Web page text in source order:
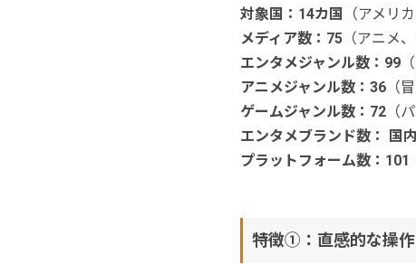
対象国：14カ国
（アメリ
メディア数：75（アニメ
エンタメジャンル数：99
アニメジャンル数：36（
ゲームジャンル数：72（
エンタメブランド数： 国
プラットフォーム数：101
特徴①：直感的な操